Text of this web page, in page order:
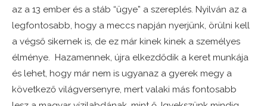
az a 13 ember és a stáb “ügye” a szereplés. Nyilván az a
legfontosabb, hogy a meccs napján nyerjünk, örülni kell
a végső sikernek is, de ez már kinek kinek a személyes
élménye. Hazamennek, újra elkezdődik a keret munkája
és lehet, hogy már nem is ugyanaz a gyerek megy a
következő világversenyre, mert valaki más fontosabb